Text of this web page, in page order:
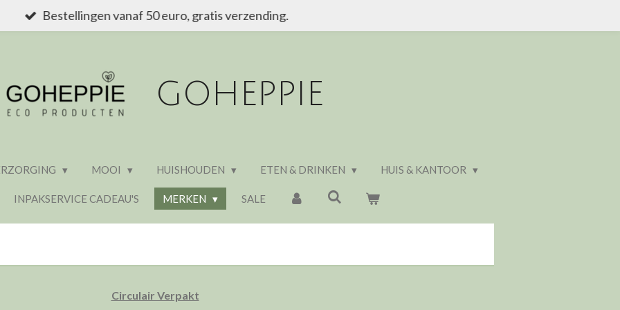
Bestellingen vanaf 50 euro, gratis verzending.
GOHEPPIE
MOOI HUISHOUDEN ETEN & DRINKEN HUIS & KANTOOR
INPAKSERVICE CADEAU'S MERKEN SALE
Circulair Verpakt